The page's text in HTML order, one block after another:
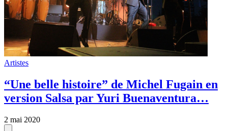
Artistes
“Une belle histoire” de Michel Fugain en
version Salsa par Yuri Buenaventura…
2 mai 2020